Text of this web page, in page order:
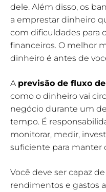
dele. Além disso, os
a emprestar dinheiro
com dificuldades para
financeiros. O melhor
dinheiro é antes de
A previsão de fluxo
como o dinheiro vai
negócio durante um
tempo. É
monitorar, medir,
suficiente para manter
Você deve ser capaz
rendimentos e gastos